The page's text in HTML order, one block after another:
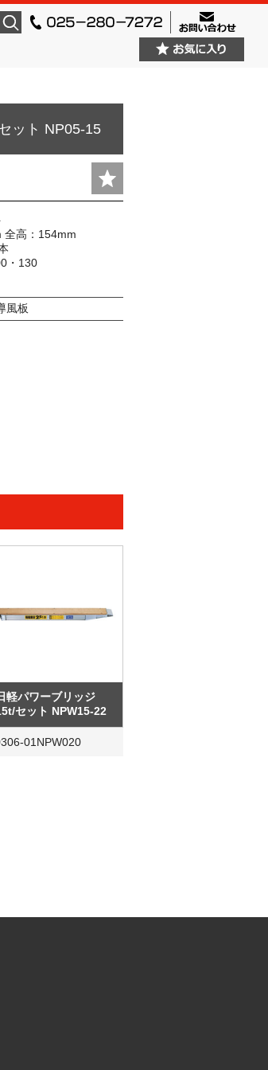
ット NP05-15
全高：154mm
・130
風板
軽パワーブリッジ
セット NPW15-22
01NPW020